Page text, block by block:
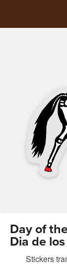
Day of
Dia de
Stickers